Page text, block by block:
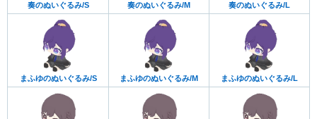
奏のぬいぐるみ/S 奏のぬいぐるみ/M 奏のぬいぐるみ/L
まふゆのぬいぐるみ/S まふゆのぬいぐるみ/M まふゆのぬいぐるみ/L